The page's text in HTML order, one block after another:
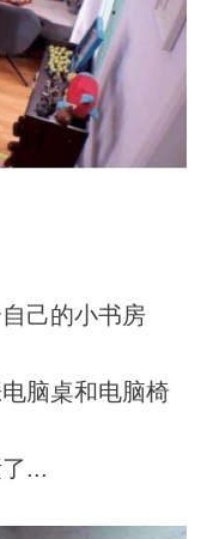
己的小书房
脑桌和电脑椅
...